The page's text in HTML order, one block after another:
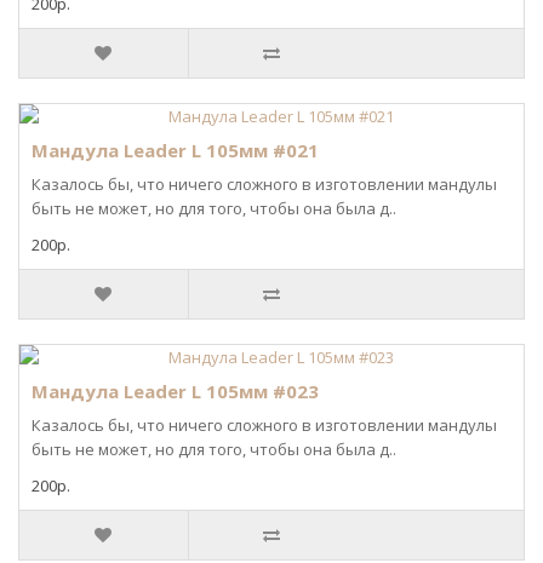
Мандула Leader L 105мм #021
Казалось бы, что ничего сложного в изготовлении мандулы
быть не может, но для того, чтобы она была д..
200р.
Мандула Leader L 105мм #023
Казалось бы, что ничего сложного в изготовлении мандулы
быть не может, но для того, чтобы она была д..
200р.